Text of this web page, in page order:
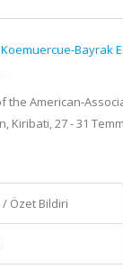
Koemuercue-Bayrak E.
the American-
Kiribati, 27 - 31
/ Özet Bildiri